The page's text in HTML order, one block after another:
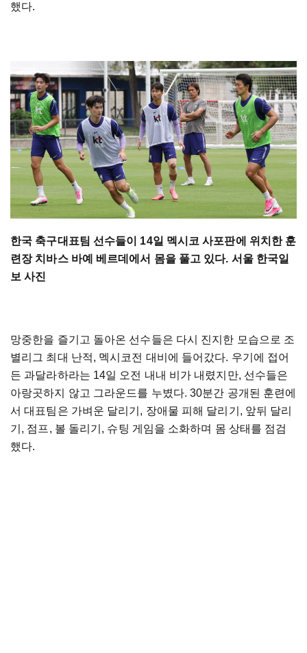
했다.
한국 축구대표팀 선수들이 14일 멕시코 사포판에 위치한 훈
련장 치바스 바예 베르데에서 몸을 풀고 있다. 서울 한국일
보 사진
망중한을 즐기고 돌아온 선수들은 다시 진지한 모습으로 조
별리그 최대 난적, 멕시코전 대비에 들어갔다. 우기에 접어
든 과달라하라는 14일 오전 내내 비가 내렸지만, 선수들은
아랑곳하지 않고 그라운드를 누볐다. 30분간 공개된 훈련에
서 대표팀은 가벼운 달리기, 장애물 피해 달리기, 앞뒤 달리
기, 점프, 볼 돌리기, 슈팅 게임을 소화하며 몸 상태를 점검
했다.